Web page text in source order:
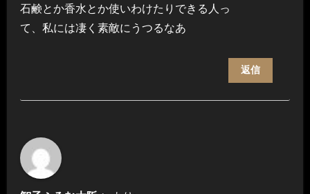
石鹸とか香水とか使いわけたりできる人っ
て、私には凄く素敵にうつるなあ
返信